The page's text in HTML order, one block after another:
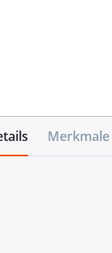
Merkmale